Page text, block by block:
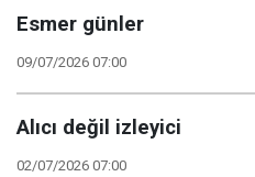
Esmer günler
09/07/2026 07:00
Alıcı değil izleyici
02/07/2026 07:00